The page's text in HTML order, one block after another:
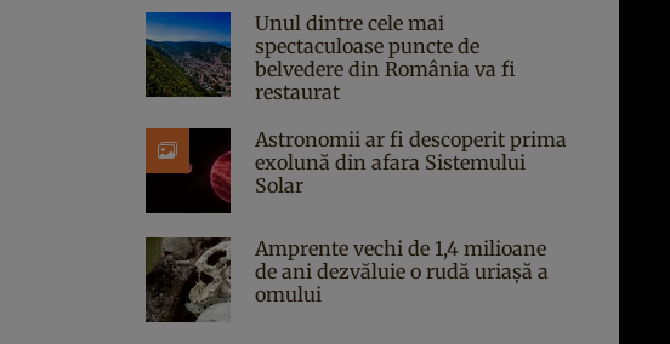
Unul dintre cele mai
spectaculoase puncte de
belvedere din România va fi
restaurat
Astronomii ar fi descoperit prima
exolună din afara Sistemului
Solar
Amprente vechi de 1,4 milioane
de ani dezvăluie o rudă uriașă a
omului